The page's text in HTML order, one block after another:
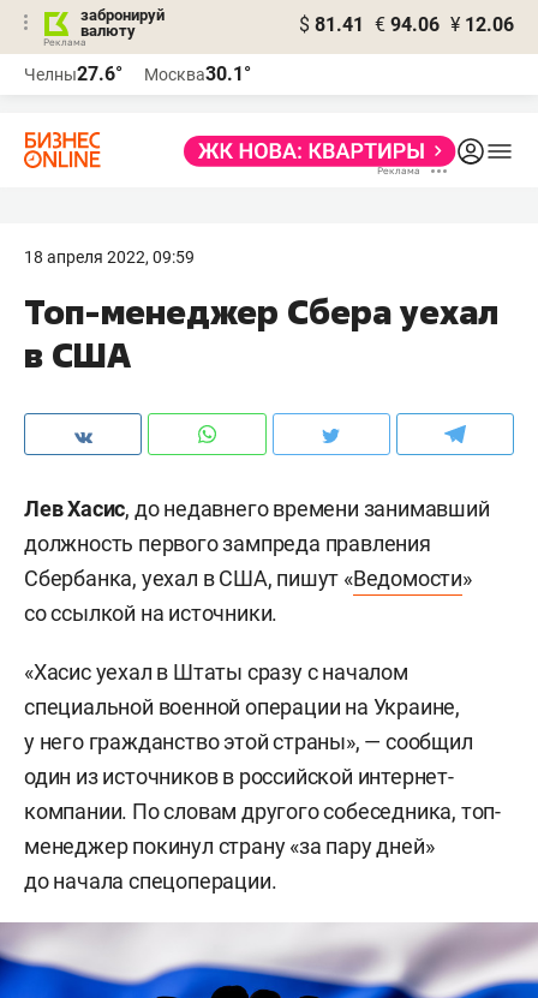
забронируй
валюту
$ 81.41 € 94.06 ¥ 12.06
Челны27.6° Москва30.1°
18 апреля 2022, 09:59
Топ-менеджер Сбера уехал
в США
Лев Хасис, до недавнего времени занимавший
должность первого зампреда правления
Сбербанка, уехал в США, пишут «Ведомости»
со ссылкой на источники.
«Хасис уехал в Штаты сразу с началом
специальной военной операции на Украине,
у него гражданство этой страны», — сообщил
один из источников в российской интернет-
компании. По словам другого собеседника, топ-
менеджер покинул страну «за пару дней»
до начала спецоперации.